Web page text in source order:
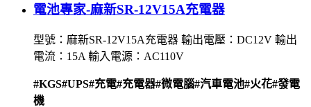
電池專家-麻新SR-12V15A充電器
型號：麻新SR-12V15A充電器 輸出電壓：DC12V 輸出
電流：15A 輸入電源：AC110V
#KGS#UPS#充電#充電器#微電腦#汽車電池#火花#發電
機